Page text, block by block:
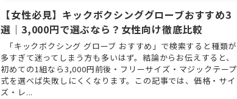
【女性必見】キックボクシンググローブおすすめ3
選｜3,000円で選ぶなら？女性向け徹底比較
「キックボクシング グローブ おすすめ」で検索すると種類が
多すぎて迷ってしまう方も多いはず。結論からお伝えすると、
初めての1組なら3,000円前後・フリーサイズ・マジックテープ
式を選べば失敗しにくくなります。この記事では、価格・サイ
ズ・レ...